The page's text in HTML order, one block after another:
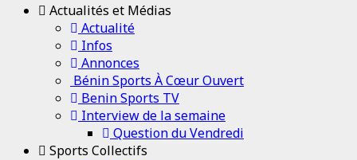
Actualités et Médias
Actualité
Infos
Annonces
Bénin Sports À Cœur Ouvert
Benin Sports TV
Interview de la semaine
Question du Vendredi
Sports Collectifs